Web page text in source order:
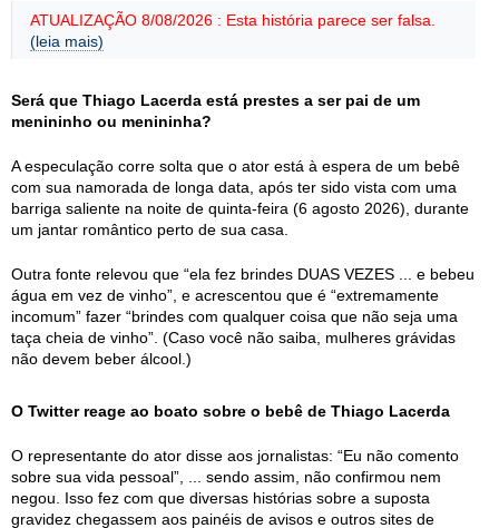
ATUALIZAÇÃO 8/08/2026 : Esta história parece ser falsa.
(leia mais)
Será que Thiago Lacerda está prestes a ser pai de um
menininho ou menininha?
A especulação corre solta que o ator está à espera de um bebê
com sua namorada de longa data, após ter sido vista com uma
barriga saliente na noite de quinta-feira (6 agosto 2026), durante
um jantar romântico perto de sua casa.
Outra fonte relevou que “ela fez brindes DUAS VEZES ... e bebeu
água em vez de vinho”, e acrescentou que é “extremamente
incomum” fazer “brindes com qualquer coisa que não seja uma
taça cheia de vinho”. (Caso você não saiba, mulheres grávidas
não devem beber álcool.)
O Twitter reage ao boato sobre o bebê de Thiago Lacerda
O representante do ator disse aos jornalistas: “Eu não comento
sobre sua vida pessoal”, ... sendo assim, não confirmou nem
negou. Isso fez com que diversas histórias sobre a suposta
gravidez chegassem aos painéis de avisos e outros sites de